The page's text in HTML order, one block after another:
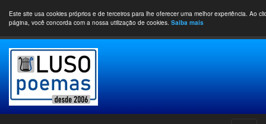
Este site usa cookies próprios e de terceiros para lhe oferecer uma melhor experiência. Ao
página, você concorda com a nossa utilização de cookies. Saiba mais